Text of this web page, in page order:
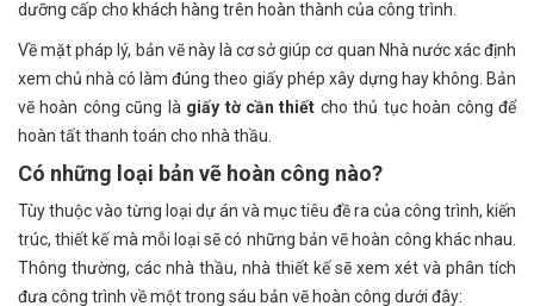
dưỡng cấp cho khách hàng trên hoàn thành của công trình.
Về mặt pháp lý, bản vẽ này là cơ sở giúp cơ quan Nhà nước xác định
xem chủ nhà có làm đúng theo giấy phép xây dựng hay không. Bản
vẽ hoàn công cũng là giấy tờ cần thiết cho thủ tục hoàn công để
hoàn tất thanh toán cho nhà thầu.
Có những loại bản vẽ hoàn công nào?
Tùy thuộc vào từng loại dự án và mục tiêu đề ra của công trình, kiến
trúc, thiết kế mà mỗi loại sẽ có những bản vẽ hoàn công khác nhau.
Thông thường, các nhà thầu, nhà thiết kế sẽ xem xét và phân tích
đưa công trình về một trong sáu bản vẽ hoàn công dưới đây: